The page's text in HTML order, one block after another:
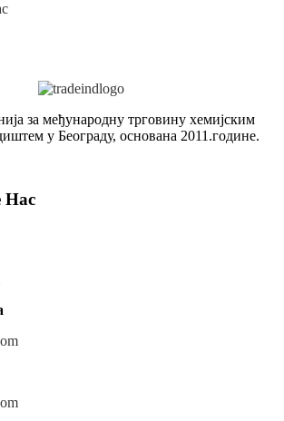
за међународну трговину хемијским
у Београду, основана 2011.године.
Нас